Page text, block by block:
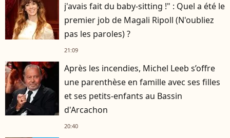
j'avais fait du baby-sitting !" : Quel a été le
premier job de Magali Ripoll (N'oubliez
pas les paroles) ?
21:09
Après les incendies, Michel Leeb s’offre
une parenthèse en famille avec ses filles
et ses petits-enfants au Bassin
d'Arcachon
20:40